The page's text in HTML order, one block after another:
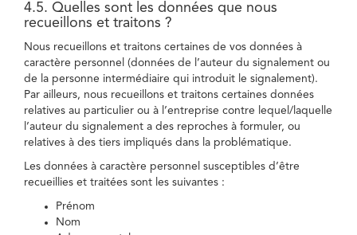
4.5. Quelles sont les données que nous
recueillons et traitons ?
Nous recueillons et traitons certaines de vos données à
caractère personnel (données de l’auteur du signalement ou
de la personne intermédiaire qui introduit le signalement).
Par ailleurs, nous recueillons et traitons certaines données
relatives au particulier ou à l’entreprise contre lequel/laquelle
l’auteur du signalement a des reproches à formuler, ou
relatives à des tiers impliqués dans la problématique.
Les données à caractère personnel susceptibles d’être
recueillies et traitées sont les suivantes :
Prénom
Nom